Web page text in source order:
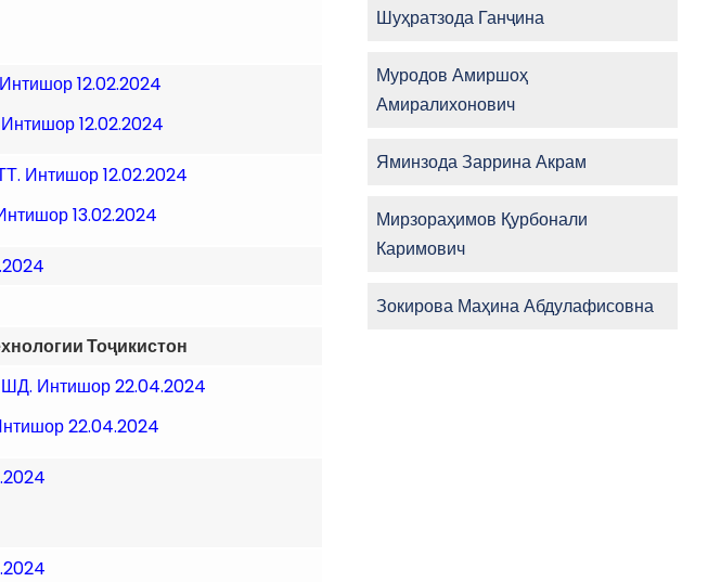
12.02.2024
12.02.2024
Интишор 12.02.2024
13.02.2024
Тоҷикистон
ШД. Интишор 22.04.2024
22.04.2024
Шуҳратзода Ганҷина
Муродов Амиршоҳ
Амиралихонович
Яминзода Заррина Акрам
Мирзораҳимов Қурбонали
Каримович
Зокирова Маҳина Абдулафисовна